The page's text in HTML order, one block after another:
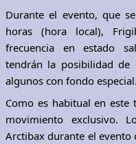
Durante el evento, que
horas (hora local),
frecuencia en estado
tendrán la posibilidad de
algunos con fondo especial.
Como es habitual en
movimiento exclusivo.
Arctibax durante el evento